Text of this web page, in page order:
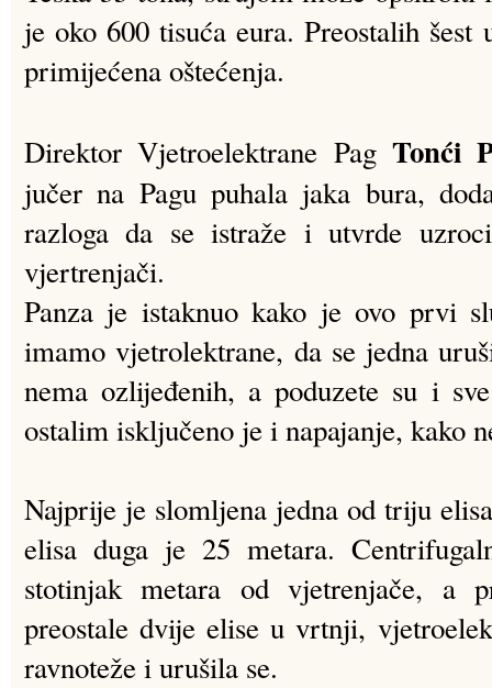
je oko 600 tisuća eura. Preostalih
primijećena oštećenja.
Direktor Vjetroelektrane PagTonći
jučer na Pagu puhala jaka bura,
razloga da se istraže i utvrde
vjertrenjači.
Panza je istaknuo kako je ovo prvi
imamo vjetrolektrane, da se jedna
nema ozlijeđenih, a poduzete su i
ostalim isključeno je i napajanje, kako
Najprije je slomljena jedna od triju
elisa duga je 25 metara.
stotinjak metara od vjetrenjače, a
preostale dvije elise u vrtnji,
ravnoteže i urušila se.